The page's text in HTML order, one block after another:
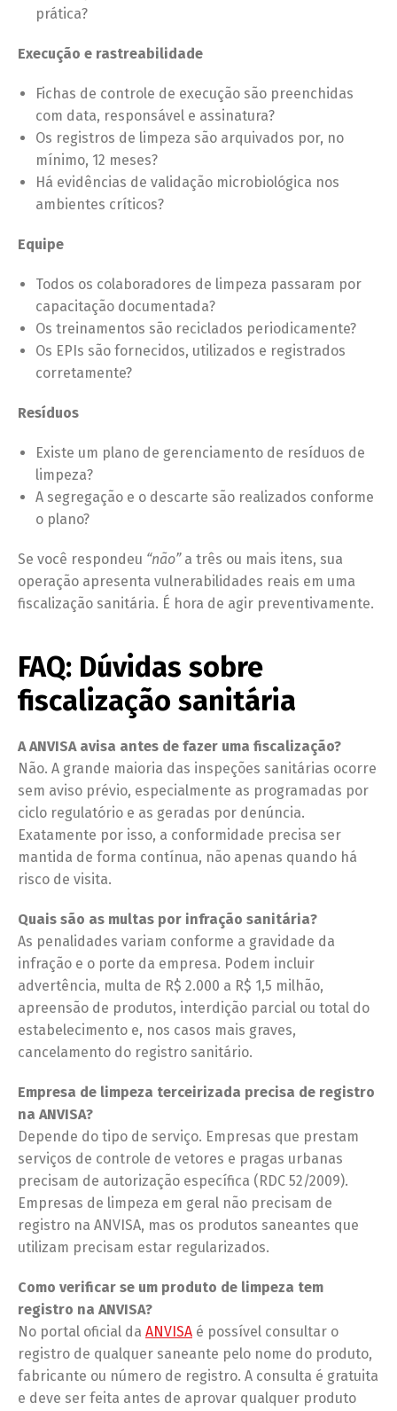
prática?
Execução e rastreabilidade
Fichas de controle de execução são preenchidas
com data, responsável e assinatura?
Os registros de limpeza são arquivados por, no
mínimo, 12 meses?
Há evidências de validação microbiológica nos
ambientes críticos?
Equipe
Todos os colaboradores de limpeza passaram por
capacitação documentada?
Os treinamentos são reciclados periodicamente?
Os EPIs são fornecidos, utilizados e registrados
corretamente?
Resíduos
Existe um plano de gerenciamento de resíduos de
limpeza?
A segregação e o descarte são realizados conforme
o plano?
Se você respondeu “não”a três ou mais itens, sua
operação apresenta vulnerabilidades reais em uma
fiscalização sanitária. É hora de agir preventivamente.
FAQ: Dúvidas sobre
fiscalização sanitária
A ANVISA avisa antes de fazer uma fiscalização?
Não. A grande maioria das inspeções sanitárias ocorre
sem aviso prévio, especialmente as programadas por
ciclo regulatório e as geradas por denúncia.
Exatamente por isso, a conformidade precisa ser
mantida de forma contínua, não apenas quando há
risco de visita.
Quais são as multas por infração sanitária?
As penalidades variam conforme a gravidade da
infração e o porte da empresa. Podem incluir
advertência, multa de R$ 2.000 a R$ 1,5 milhão,
apreensão de produtos, interdição parcial ou total do
estabelecimento e, nos casos mais graves,
cancelamento do registro sanitário.
Empresa de limpeza terceirizada precisa de registro
na ANVISA?
Depende do tipo de serviço. Empresas que prestam
serviços de controle de vetores e pragas urbanas
precisam de autorização específica (RDC 52/2009).
Empresas de limpeza em geral não precisam de
registro na ANVISA, mas os produtos saneantes que
utilizam precisam estar regularizados.
Como verificar se um produto de limpeza tem
registro na ANVISA?
No portal oficial da ANVISA é possível consultar o
registro de qualquer saneante pelo nome do produto,
fabricante ou número de registro. A consulta é gratuita
e deve ser feita antes de aprovar qualquer produto